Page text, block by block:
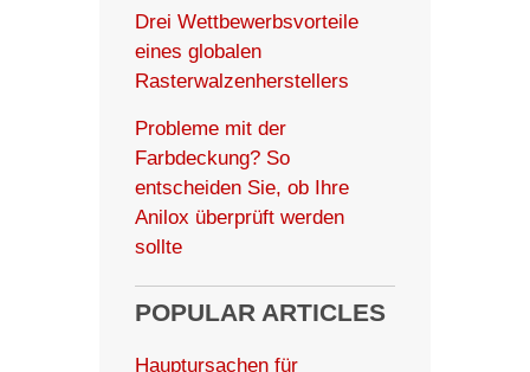
Drei Wettbewerbsvorteile
eines globalen
Rasterwalzenherstellers
Probleme mit der
Farbdeckung? So
entscheiden Sie, ob Ihre
Anilox überprüft werden
sollte
POPULAR ARTICLES
Hauptursachen für